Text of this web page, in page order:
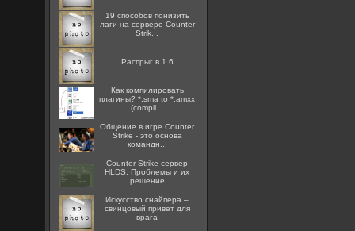
19 способов понизить
лаги на сервере Counter
Strik...
Распрыг в 1.6
Как компилировать
плагины? *.sma to *.amxx
(compil...
Общение в игре Counter
Strike - это основа
командн...
Counter Strike сервер
HLDS: Проблемы и их
решение
Искусство снайпера –
свинцовый привет для
врага